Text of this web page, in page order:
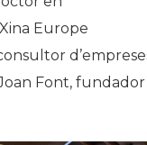
Europe
Font, fundador